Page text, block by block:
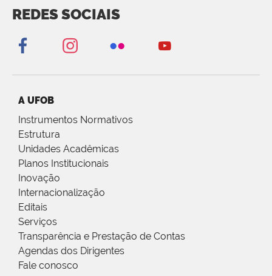
REDES SOCIAIS
A UFOB
Instrumentos Normativos
Estrutura
Unidades Acadêmicas
Planos Institucionais
Inovação
Internacionalização
Editais
Serviços
Transparência e Prestação de Contas
Agendas dos Dirigentes
Fale conosco